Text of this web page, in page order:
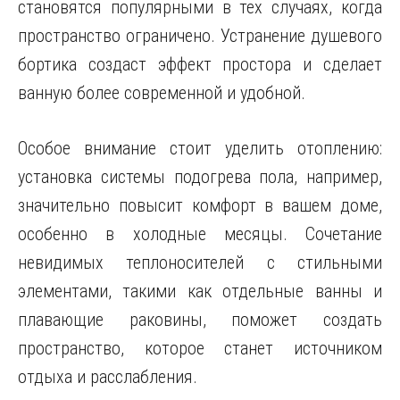
становятся популярными в тех случаях, когда
пространство ограничено. Устранение душевого
бортика создаст эффект простора и сделает
ванную более современной и удобной.
Особое внимание стоит уделить отоплению:
установка системы подогрева пола, например,
значительно повысит комфорт в вашем доме,
особенно в холодные месяцы. Сочетание
невидимых теплоносителей с стильными
элементами, такими как отдельные ванны и
плавающие раковины, поможет создать
пространство, которое станет источником
отдыха и расслабления.